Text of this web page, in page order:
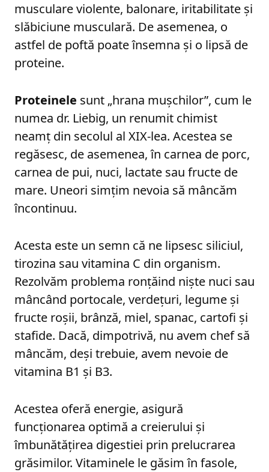
musculare violente, balonare, iritabilitate și
slăbiciune musculară. De asemenea, o
astfel de poftă poate însemna și o lipsă de
proteine.
Proteinele sunt „hrana mușchilor”, cum le
numea dr. Liebig, un renumit chimist
neamț din secolul al XIX-lea. Acestea se
regăsesc, de asemenea, în carnea de porc,
carnea de pui, nuci, lactate sau fructe de
mare. Uneori simțim nevoia să mâncăm
încontinuu.
Acesta este un semn că ne lipsesc siliciul,
tirozina sau vitamina C din organism.
Rezolvăm problema ronțăind niște nuci sau
mâncând portocale, verdețuri, legume și
fructe roșii, brânză, miel, spanac, cartofi și
stafide. Dacă, dimpotrivă, nu avem chef să
mâncăm, deși trebuie, avem nevoie de
vitamina B1 și B3.
Acestea oferă energie, asigură
funcționarea optimă a creierului și
îmbunătățirea digestiei prin prelucrarea
grăsimilor. Vitaminele le găsim în fasole,